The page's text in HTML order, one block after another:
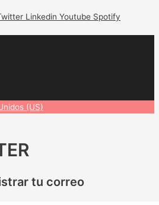
Linkedin Youtube Spotify
(US)
tu correo